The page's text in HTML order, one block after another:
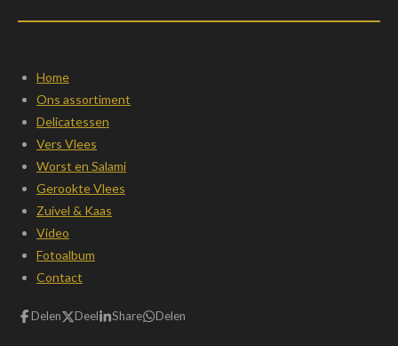
Home
Ons assortiment
Delicatessen
Vers Vlees
Worst en Salami
Gerookte Vlees
Zuivel & Kaas
Video
Fotoalbum
Contact
Delen Deel Share Delen